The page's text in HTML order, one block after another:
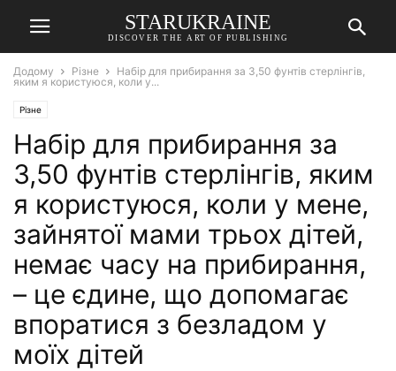
STARUKRAINE
DISCOVER THE ART OF PUBLISHING
Додому Різне
Набір для прибирання за 3,50 фунтів стерлінгів,
яким я користуюся, коли у...
Різне
Набір для прибирання за
3,50 фунтів стерлінгів, яким
я користуюся, коли у мене,
зайнятої мами трьох дітей,
немає часу на прибирання,
– це єдине, що допомагає
впоратися з безладом у
моїх дітей